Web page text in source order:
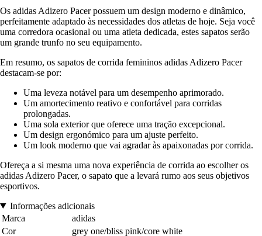
Os adidas Adizero Pacer possuem um design moderno e dinâmico,
perfeitamente adaptado às necessidades dos atletas de hoje. Seja você
uma corredora ocasional ou uma atleta dedicada, estes sapatos serão
um grande trunfo no seu equipamento.
Em resumo, os sapatos de corrida femininos adidas Adizero Pacer
destacam-se por:
Uma leveza notável para um desempenho aprimorado.
Um amortecimento reativo e confortável para corridas
prolongadas.
Uma sola exterior que oferece uma tração excepcional.
Um design ergonómico para um ajuste perfeito.
Um look moderno que vai agradar às apaixonadas por corrida.
Ofereça a si mesma uma nova experiência de corrida ao escolher os
adidas Adizero Pacer, o sapato que a levará rumo aos seus objetivos
esportivos.
Informações adicionais
Marca
adidas
Cor
grey one/bliss pink/core white